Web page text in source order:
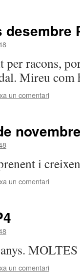
per racons,
Mireu com
un comentari
i
un comentari
un comentari